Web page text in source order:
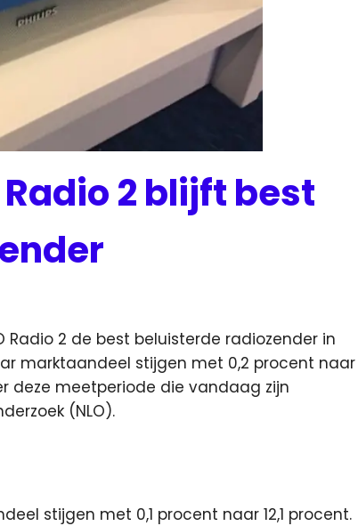
2 blijft best
2 de best beluisterde radiozender in
marktaandeel stijgen met 0,2 procent naar
deze meetperiode die vandaag zijn
(NLO).
stijgen met 0,1 procent naar 12,1 procent.